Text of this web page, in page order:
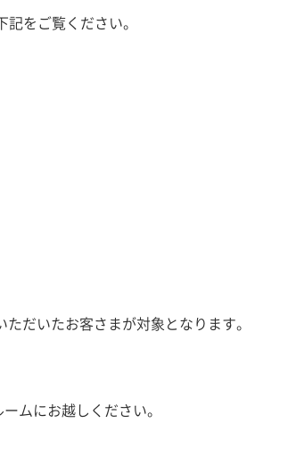
をご覧ください。
だいたお客さまが対象となります。
ムにお越しください。